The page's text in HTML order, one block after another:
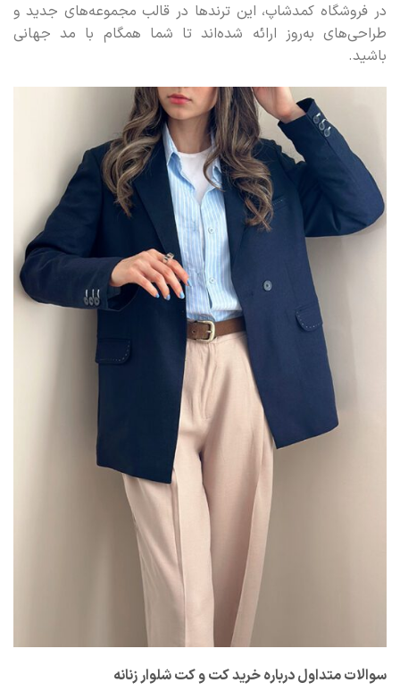
در فروشگاه کمدشاپ، این ترندها در قالب مجموعه‌های جدید و
طراحی‌های به‌روز ارائه شده‌اند تا شما همگام با مد جهانی
باشید.
سوالات متداول درباره خرید کت و کت‌ شلوار زنانه